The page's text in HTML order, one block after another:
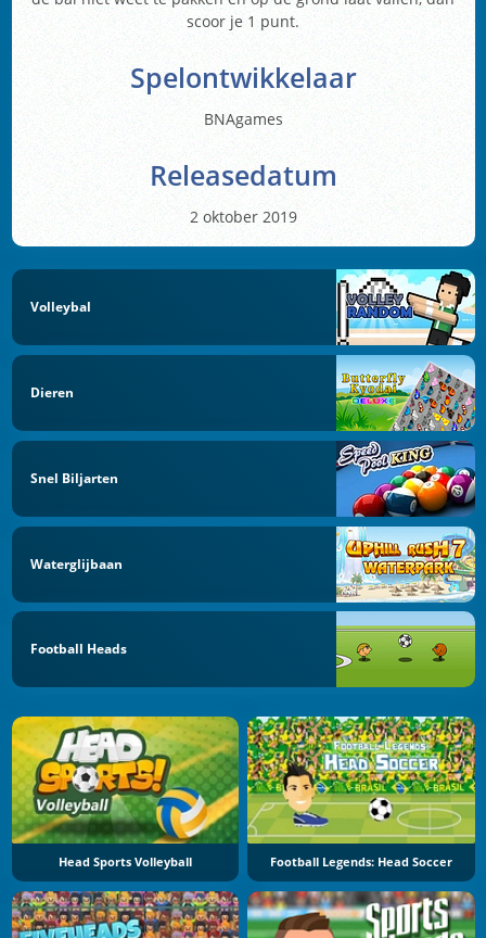
scoor je 1 punt.
Spelontwikkelaar
BNAgames
Releasedatum
2 oktober 2019
Volleybal
Dieren
Snel Biljarten
Waterglijbaan
Football Heads
Head Sports Volleyball Football Legends: Head Soccer